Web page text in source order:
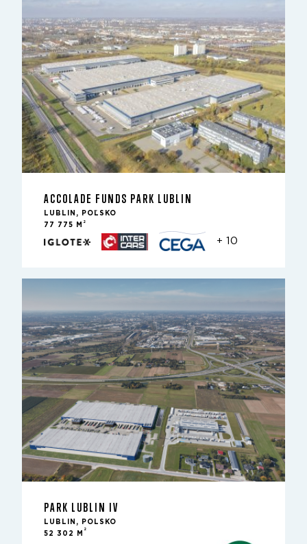
ACCOLADE FUNDS PARK LUBLIN
LUBLIN, POĽSKO
77 775 M
2
+ 10
PARK LUBLIN IV
LUBLIN, POLSKO
52 302 M
2